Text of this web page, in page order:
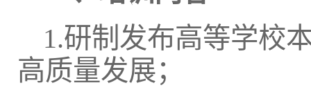
1.研制发布高等学校
高质量发展；